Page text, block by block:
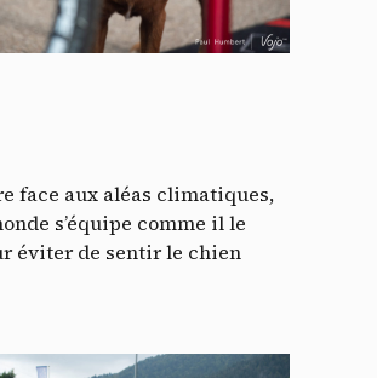
face aux aléas climatiques,
s’équipe comme il le
éviter de sentir le chien